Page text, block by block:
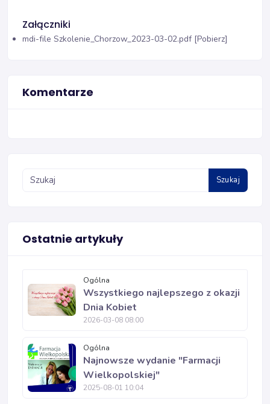
Załączniki
mdi-file Szkolenie_Chorzow_2023-03-02.pdf [Pobierz]
Komentarze
Szukaj
Ostatnie artykuły
Ogólna
Wszystkiego najlepszego z okazji
Dnia Kobiet
2026-03-08 08:00
Ogólna
Najnowsze wydanie "Farmacji
Wielkopolskiej"
2025-08-01 10:04